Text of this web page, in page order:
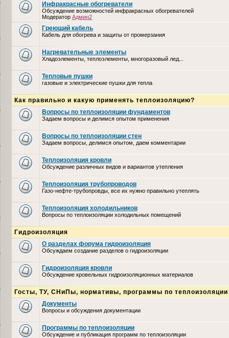
Инфракрасные обогреватели
Обсуждение возможностей инфракрасных обогревателей
Модератор Админ2
Греющий кабель
Кабель для обогрева и защиты от промерзания
Нагревательные элементы
Хладоэлементы, теплоэлементы, многоразовый лед...
Тепловые пушки
газовые и электрические пушки для тепла
Как правильно и какую применять теплоизоляцию?
Вопросы по теплоизоляции фундаментов
Задаем вопросы и делимся опытом применения
Вопросы по теплоизоляции стен
Задаем вопросы, делимся опытом, даем комментарии
Теплоизоляция кровли
Обсуждение различных видов и вариантов утепления
Теплоизоляция трубопроводов
Газо-нефте-трубопровды, все их нужно правильно утеплять
Теплоизоляция холодильников
Вопросы по теплоизоляции холодильных помещений
Гидроизоляция
О разделах форума гидроизоляция
Обсуждаем создание разделов о гидроизоляции
Гидроизоляция кровли
Обсуждение кровельных гидроизоляционных материалов
Госты, ТУ, СНиПы, нормативы, программы по теплоизоляции
Документы
Вопросы и обсуждения документации
Программы по теплоизоляции
Обсуждение и публикация программ по теплоизоляции